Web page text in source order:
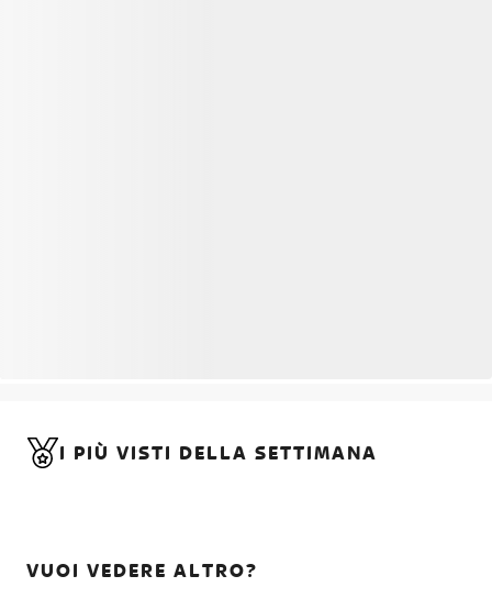
I PIÙ VISTI DELLA SETTIMANA
VUOI VEDERE ALTRO?